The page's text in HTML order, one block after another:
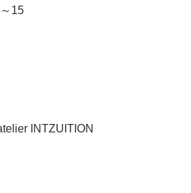
15
INTZUITION